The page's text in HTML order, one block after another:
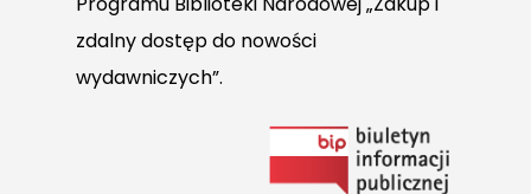
zdalny dostęp do nowości
wydawniczych”.
do